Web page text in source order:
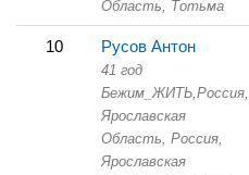
Область, Тотьма
10 Русов Антон
41 год
Бежим_ЖИТЬ,Россия,
Ярославская
Область, Россия,
Ярославская